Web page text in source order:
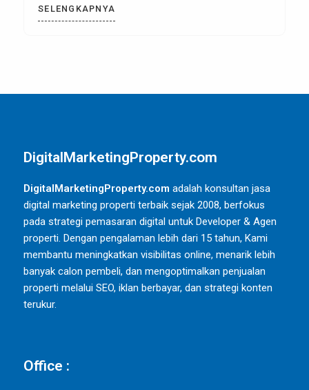
City, Tangerang, membutuhkan
DigitalMarketingProperty.com
DigitalMarketingProperty.com adalah konsultan jasa
digital marketing properti terbaik sejak 2008, berfokus
pada strategi pemasaran digital untuk Developer & Agen
properti. Dengan pengalaman lebih dari 15 tahun, Kami
membantu meningkatkan visibilitas online, menarik lebih
banyak calon pembeli, dan mengoptimalkan penjualan
properti melalui SEO, iklan berbayar, dan strategi konten
terukur.
Office :